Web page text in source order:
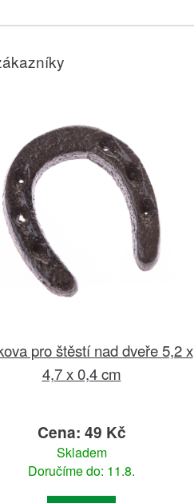
pro štěstí nad dveře 5,2 x
4,7 x 0,4 cm
Cena: 49 Kč
Skladem
Doručíme do: 11.8.